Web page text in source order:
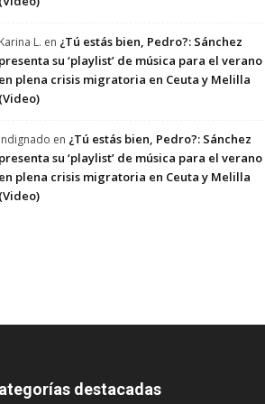
L. en ¿Tú estás bien, Pedro?: Sánchez
su ‘playlist’ de música para el verano
plena crisis migratoria en Ceuta y Melilla
en ¿Tú estás bien, Pedro?: Sánchez
su ‘playlist’ de música para el verano
plena crisis migratoria en Ceuta y Melilla
destacadas